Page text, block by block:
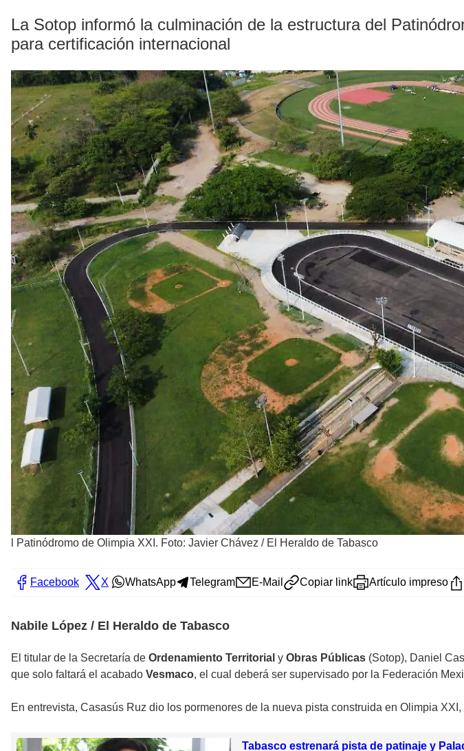
La Sotop informó la culminación de la estructura del
para certificación internacional
l Patinódromo de Olimpia XXI. Foto: Javier Chávez / El Heraldo de Tabasco
Facebook X WhatsApp Telegram E-Mail Copiar link Artículo impreso
Nabile López / El Heraldo de Tabasco
El titular de la Secretaría de Ordenamiento Territorial y Obras Públicas (Sotop), Daniel
que solo faltará el acabado Vesmaco, el cual deberá ser supervisado por la Federación
En entrevista, Casasús Ruz dio los pormenores de la nueva pista construida en Olimpia
Tabasco estrenará pista de patinaje y